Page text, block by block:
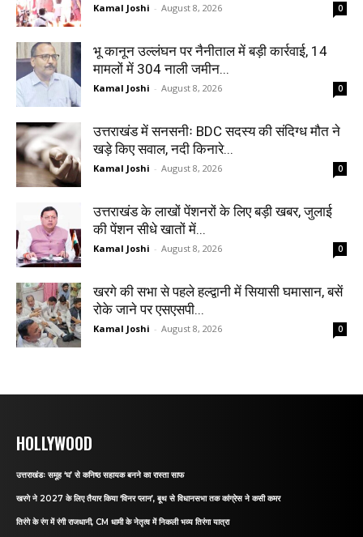
Kamal Joshi - August 8, 2026 0
भू कानून उल्लंघन पर नैनीताल में बड़ी कार्रवाई, 14
मामलों में 304 नाली जमीन...
Kamal Joshi - August 8, 2026 0
उत्तराखंड में सनसनीः BDC सदस्य की संदिग्ध मौत ने
खड़े किए सवाल, नदी किनारे...
Kamal Joshi - August 8, 2026 0
उत्तराखंड के लाखों पेंशनरों के लिए बड़ी खबर, जुलाई
की पेंशन सीधे खातों में...
Kamal Joshi - August 8, 2026 0
खरगे की सभा से पहले हल्द्वानी में सियासी घमासान, बसें
रोके जाने पर एसएसपी...
Kamal Joshi - August 8, 2026 0
HOLLYWOOD
उत्तराखंडः समूह ‘घ’ से कनिष्ठ सहायक बनने का रास्ता साफ
खरगे ने 2027 के लिए तैयार किया ‘विनर प्लान’, बूथ से विधानसभा तक कांग्रेस ने कसी कमर
तिरंगे के रंग में रंगी राजधानी, CM धामी के नेतृत्व में निकली भव्य तिरंगा यात्रा